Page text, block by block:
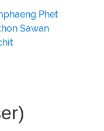
Phet
Sawan